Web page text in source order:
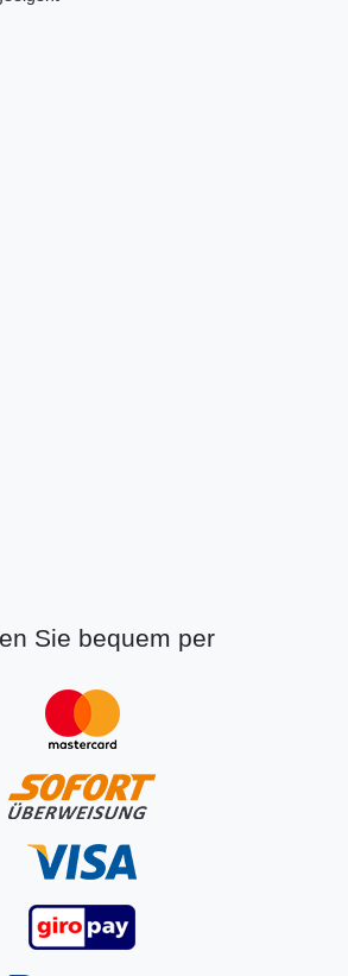
Sie bequem per